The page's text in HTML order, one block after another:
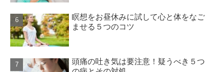
瞑想をお昼休みに試して心と体をなご
ませる５つのコツ
頭痛の吐き気は要注意！疑うべき５つ